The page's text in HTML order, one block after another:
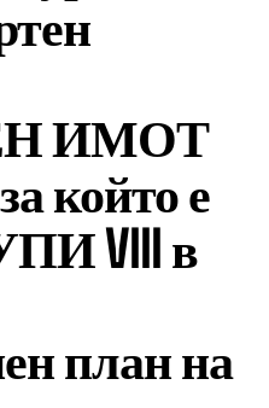
ИМОТ
който е
VIII в
план на